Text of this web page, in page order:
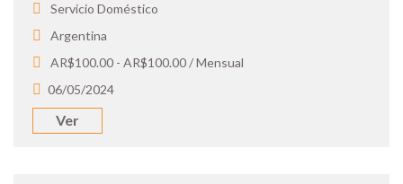
Servicio Doméstico
Argentina
AR$100.00 - AR$100.00 / Mensual
06/05/2024
Ver